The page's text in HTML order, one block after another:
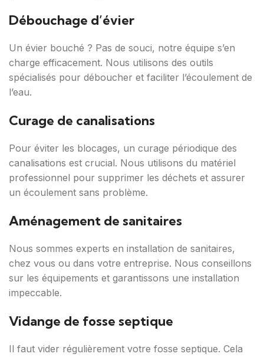
Débouchage d’évier
Un évier bouché ? Pas de souci, notre équipe s’en
charge efficacement. Nous utilisons des outils
spécialisés pour déboucher et faciliter l’écoulement de
l’eau.
Curage de canalisations
Pour éviter les blocages, un curage périodique des
canalisations est crucial. Nous utilisons du matériel
professionnel pour supprimer les déchets et assurer
un écoulement sans problème.
Aménagement de sanitaires
Nous sommes experts en installation de sanitaires,
chez vous ou dans votre entreprise. Nous conseillons
sur les équipements et garantissons une installation
impeccable.
Vidange de fosse septique
Il faut vider régulièrement votre fosse septique. Cela